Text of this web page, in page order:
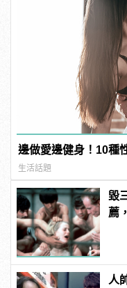
邊做愛邊健身！10種
生活話題
毀
薦
人